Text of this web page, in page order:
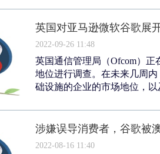
英国对亚马逊微软谷歌展
2022-09-26 11:48
英国通信管理局（Ofcom）
地位进行调查。在未来几周
础设施的企业的市场地位，
涉嫌误导消费者，谷歌被
2022-08-16 11:40